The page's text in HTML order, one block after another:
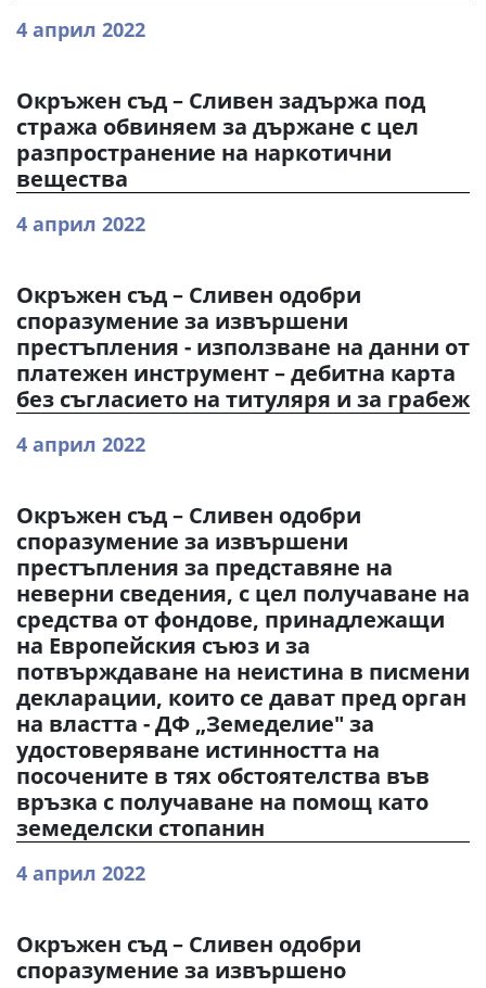
4 април 2022
Окръжен съд – Сливен задържа под
стража обвиняем за държане с цел
разпространение на наркотични
вещества
4 април 2022
Окръжен съд – Сливен одобри
споразумение за извършени
престъпления - използване на данни от
платежен инструмент – дебитна карта
без съгласието на титуляря и за грабеж
4 април 2022
Окръжен съд – Сливен одобри
споразумение за извършени
престъпления за представяне на
неверни сведения, с цел получаване на
средства от фондове, принадлежащи
на Европейския съюз и за
потвърждаване на неистина в писмени
декларации, които се дават пред орган
на властта - ДФ „Земеделие" за
удостоверяване истинността на
посочените в тях обстоятелства във
връзка с получаване на помощ като
земеделски стопанин
4 април 2022
Окръжен съд – Сливен одобри
споразумение за извършено